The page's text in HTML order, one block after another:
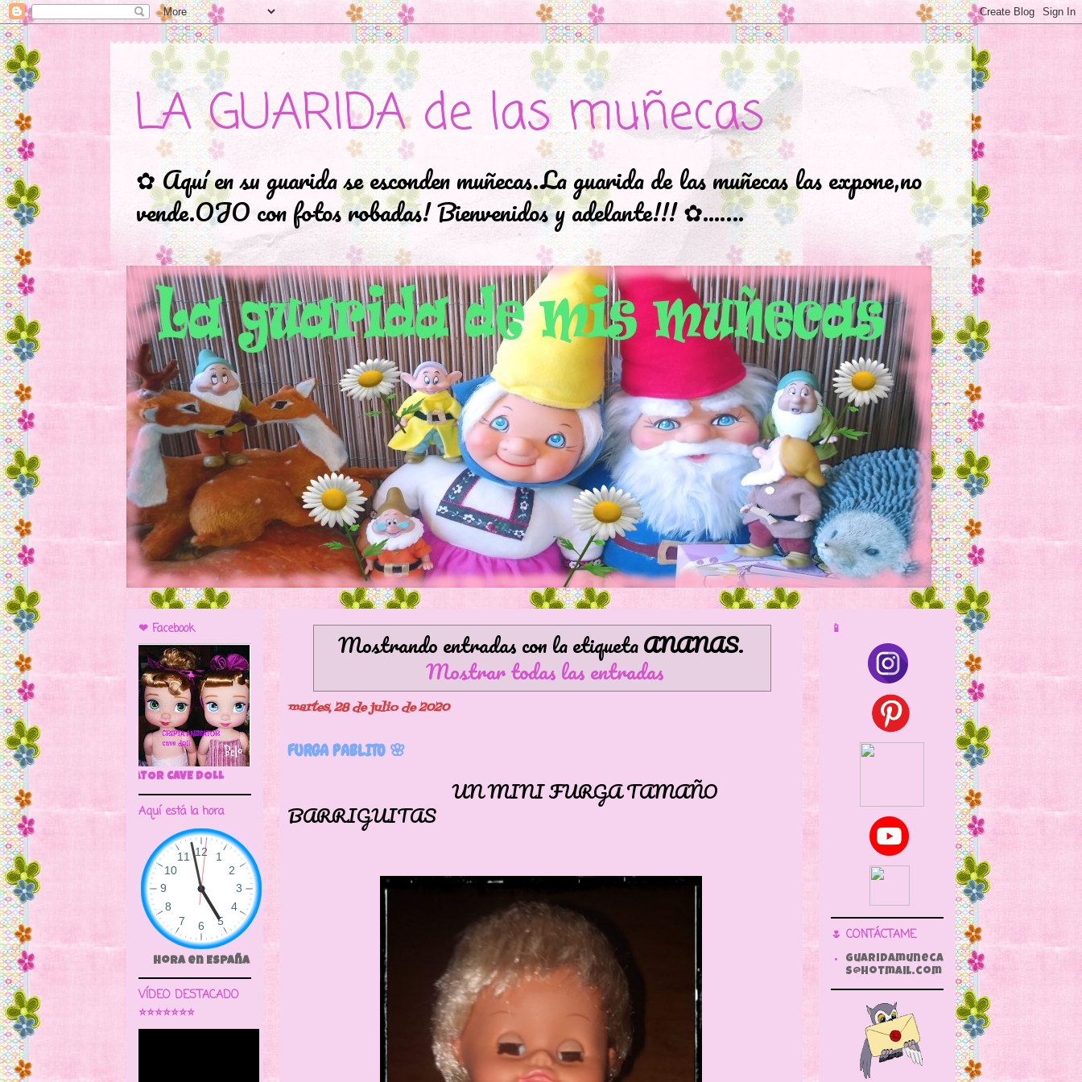
LA GUARIDA de las muñecas
✿ Aquí en su guarida se esconden muñecas.La guarida de las muñecas las expone,no
vende.OJO con fotos robadas! Bienvenidos y adelante!!! ✿...….
Mostrando entradas con la etiquetaANANAS.
Mostrar todas las entradas
martes, 28 de julio de 2020
FURGA PABLITO 🌸
UN MINI FURGA TAMAÑO
BARRIGUITAS
❤ Facebook
🌼CRIPTA ANIMATOR CAVE DOLL
Aquí está la hora
Hora en España
VÍDEO DESTACADO
⭐⭐⭐⭐⭐⭐⭐
📱
🌷 CONTÁCTAME
guaridamuneca
s@hotmail.com